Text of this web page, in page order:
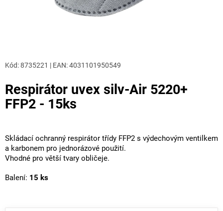
Respirátor uvex silv-Air 5220+
FFP2 - 15ks
Kód:8735221 | EAN:4031101950549
Skládací ochranný respirátor třídy FFP2 s výdechovým ventilkem
a karbonem pro jednorázové použití.
Vhodné pro větší tvary obličeje.
Balení: 15 ks